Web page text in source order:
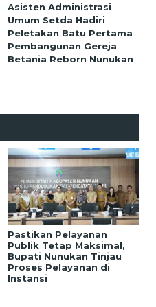
Asisten Administrasi
Umum Setda Hadiri
Peletakan Batu Pertama
Pembangunan Gereja
Betania Reborn Nunukan
Pastikan Pelayanan
Publik Tetap Maksimal,
Bupati Nunukan Tinjau
Proses Pelayanan di
Instansi